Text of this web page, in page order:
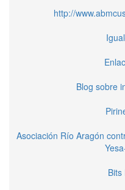
http://
Blog sobre
Asociación Río Aragón
Bits